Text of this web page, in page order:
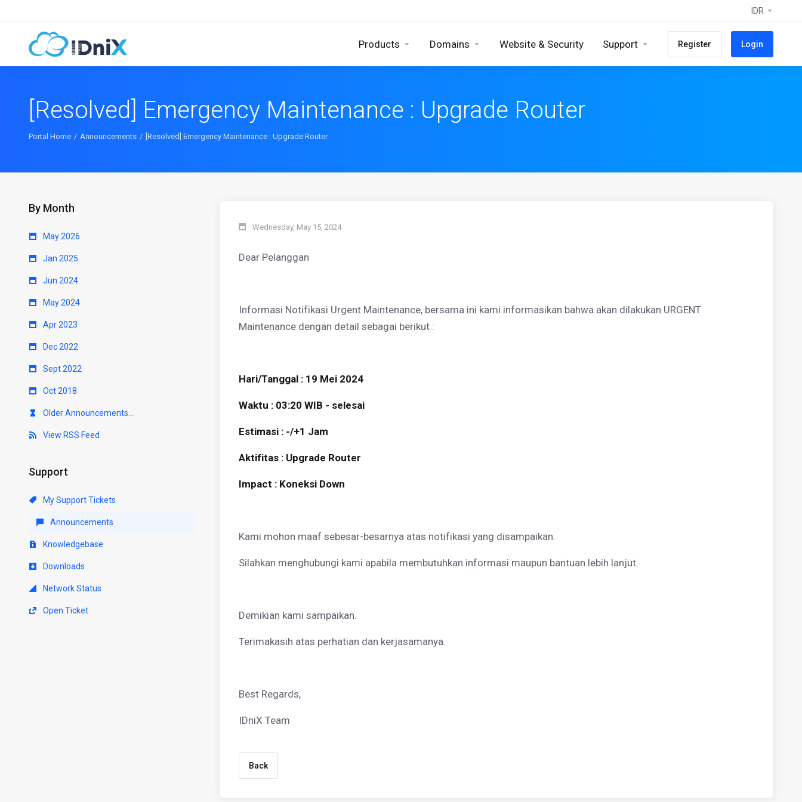
IDR
Products Domains Website & Security Support Register Login
[Resolved] Emergency Maintenance : Upgrade Router
Portal Home Announcements [Resolved] Emergency Maintenance : Upgrade Router
By Month
May 2026
Jan 2025
Jun 2024
May 2024
Apr 2023
Dec 2022
Sept 2022
Oct 2018
Older Announcements...
View RSS Feed
Support
My Support Tickets
Announcements
Knowledgebase
Downloads
Network Status
Open Ticket
Wednesday, May 15, 2024
Dear Pelanggan
Informasi Notifikasi Urgent Maintenance, bersama ini kami informasikan bahwa akan dilakukan URGENT
Maintenance dengan detail sebagai berikut :
Hari/Tanggal : 19 Mei 2024
Waktu : 03:20 WIB - selesai
Estimasi : -/+1 Jam
Aktifitas : Upgrade Router
Impact : Koneksi Down
Kami mohon maaf sebesar-besarnya atas notifikasi yang disampaikan.
Silahkan menghubungi kami apabila membutuhkan informasi maupun bantuan lebih lanjut.
Demikian kami sampaikan.
Terimakasih atas perhatian dan kerjasamanya.
Best Regards,
IDniX Team
Back